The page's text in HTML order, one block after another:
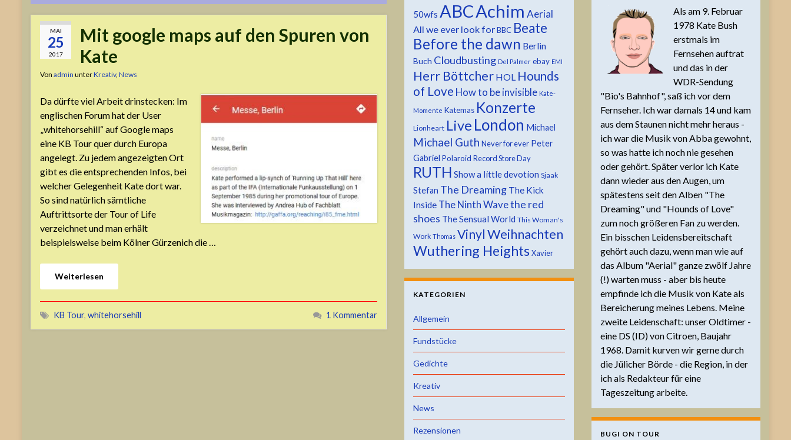
MAI
25
2017
Mit google maps auf den Spuren von
Kate
Von admin unterKreativ, News
Da dürfte viel Arbeit drinstecken: Im
englischen Forum hat der User
„whitehorsehill“ auf Google maps
eine KB Tour quer durch Europa
angelegt. Zu jedem angezeigten Ort
gibt es die entsprechenden Infos, bei
welcher Gelegenheit Kate dort war.
So sind natürlich sämtliche
Auftrittsorte der Tour of Life
verzeichnet und man erhält
beispielsweise beim Kölner Gürzenich die …
Weiterlesen
KB Tour, whitehorsehill 1 Kommentar
50wfs ABCAchim Aerial
All we ever look forBBC Beate
Before the dawn Berlin
Buch Cloudbusting Del Palmer ebay EMI
Herr Böttcher HOL Hounds
of Love How to be invisible Kate-
Momente Katemas Konzerte
Lionheart Live London Michael
Michael Guth Never for ever Peter
Gabriel Polaroid Record Store Day
RUTH Show a little devotion Sjaak
Stefan The Dreaming The Kick
Inside The Ninth Wavethe red
shoes The Sensual World This Woman's
Work Thomas VinylWeihnachten
Wuthering Heights Xavier
KATEGORIEN
Allgemein
Fundstücke
Gedichte
Kreativ
News
Rezensionen
Als am 9. Februar
1978 Kate Bush
erstmals im
Fernsehen auftrat
und das in der
WDR-Sendung
"Bio's Bahnhof", saß ich vor dem
Fernseher. Ich war damals 14 und kam
aus dem Staunen nicht mehr heraus -
ich war die Musik von Abba gewohnt,
so was hatte ich noch nie gesehen
oder gehört. Später verlor ich Kate
dann wieder aus den Augen, um
spätestens seit den Alben "The
Dreaming" und "Hounds of Love"
zum noch größeren Fan zu werden.
Ein bisschen Leidensbereitschaft
gehört auch dazu, wenn man wie auf
das Album "Aerial" ganze zwölf Jahre
(!) warten muss - aber bis heute
empfinde ich die Musik von Kate als
Bereicherung meines Lebens. Meine
zweite Leidenschaft: unser Oldtimer -
eine DS (ID) von Citroen, Baujahr
1968. Damit kurven wir gerne durch
die Jülicher Börde - die Region, in der
ich als Redakteur für eine
Tageszeitung arbeite.
BUGI ON TOUR